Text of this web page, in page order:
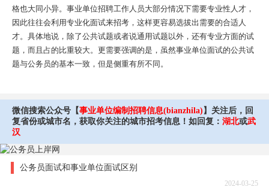
格也大同小异。事业单位招聘工作人员大部分情况下需要专业性人才，
因此往往会利用专业化面试来招考，这样更容易选拔出需要的合适人
才。具体地说，除了公共试题或者说通用试题以外，还有专业方面的试
题，而且占的比重较大。更需要强调的是，虽然事业单位面试的公共试
题与公务员的基本一致，但是侧重有所不同。
微信搜索公众号【事业单位编制招聘信息(bianzhila) 】关注后，回
复省份或城市名，获取你关注的城市招考信息！如回复： 湖北或武
汉
公务员面试和事业单位面试区别
2024-03-25